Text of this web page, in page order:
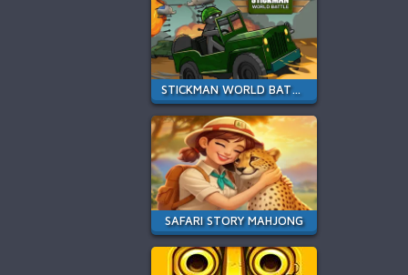
STICKMAN WORLD BATTLE
SAFARI STORY MAHJONG